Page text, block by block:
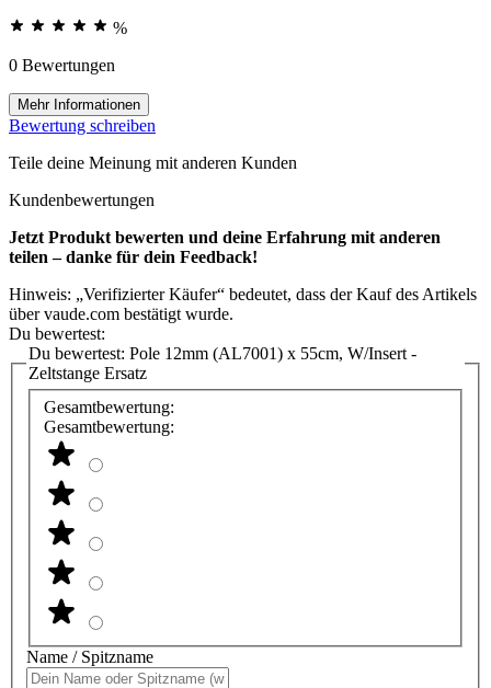
%
0 Bewertungen
Mehr Informationen
Bewertung schreiben
Teile deine Meinung mit anderen Kunden
Kundenbewertungen
Jetzt Produkt bewerten und deine Erfahrung mit anderen
teilen – danke für dein Feedback!
Hinweis: „Verifizierter Käufer“ bedeutet, dass der Kauf des Artikels
über vaude.com bestätigt wurde.
Du bewertest:
Du bewertest: Pole 12mm (AL7001) x 55cm, W/Insert -
Zeltstange Ersatz
Gesamtbewertung:
Gesamtbewertung:
Name / Spitzname